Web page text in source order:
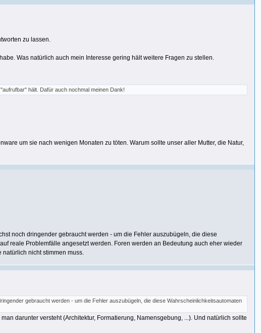
zu lassen.
Was natürlich auch mein Interesse gering hält weitere Fragen zu stellen.
hält. Dafür auch nochmal meinen Dank!
um sie nach wenigen Monaten zu töten. Warum sollte unser aller Mutter, die Natur,
noch dringender gebraucht werden - um die Fehler auszubügeln, die diese
reale Problemfälle angesetzt werden. Foren werden an Bedeutung auch eher wieder
nicht stimmen muss.
gebraucht werden - um die Fehler auszubügeln, die diese Wahrscheinlichkeitsautomaten
darunter versteht (Architektur, Formatierung, Namensgebung, ...). Und natürlich sollte